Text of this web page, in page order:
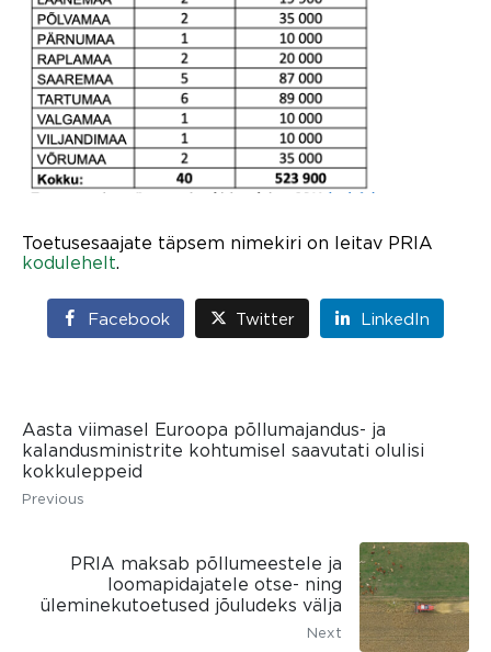
Toetusesaajate täpsem nimekiri on leitav PRIA
kodulehelt
Facebook Twitter LinkedIn
Aasta viimasel Euroopa põllumajandus- ja
kalandusministrite kohtumisel saavutati olulisi
kokkuleppeid
Previous
PRIA maksab põllumeestele ja
loomapidajatele otse- ning
üleminekutoetused jõuludeks välja
Next